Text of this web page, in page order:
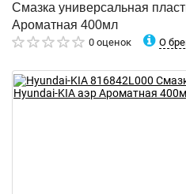
Смазка универсальная
Ароматная 400мл
0 оценок О